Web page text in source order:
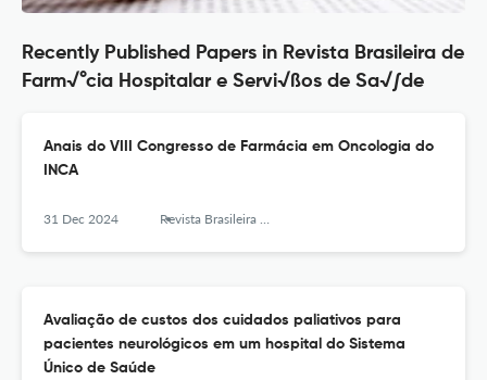
Recently Published Papers in Revista Brasileira de
Farm√°cia Hospitalar e Servi√ßos de Sa√∫de
Anais do VIII Congresso de Farmácia em Oncologia do
INCA
31 Dec 2024 Revista Brasileira de Farmácia Hospitalar e Serviços de Saúde
Avaliação de custos dos cuidados paliativos para
pacientes neurológicos em um hospital do Sistema
Único de Saúde